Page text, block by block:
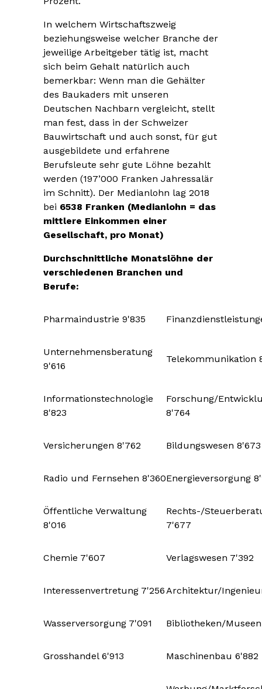
In welchem Wirtschaftszweig
beziehungsweise welcher Branche der
jeweilige Arbeitgeber tätig ist, macht
sich beim Gehalt natürlich auch
bemerkbar: Wenn man die Gehälter
des Baukaders mit unseren
Deutschen Nachbarn vergleicht, stellt
man fest, dass in der Schweizer
Bauwirtschaft und auch sonst, für gut
ausgebildete und erfahrene
Berufsleute sehr gute Löhne bezahlt
werden (197’000 Franken Jahressalär
im Schnitt). Der Medianlohn lag 2018
bei 6538 Franken (Medianlohn = das
mittlere Einkommen einer
Gesellschaft, pro Monat)
Durchschnittliche Monatslöhne der
verschiedenen Branchen und
Berufe:
Pharmaindustrie 9'835
Unternehmensberatung
9'616
Telekommunikation
Informationstechnologie
8'823
Forschung/
8'764
Versicherungen 8'762 Bildungswesen 8'673
Radio und Fernsehen 8'360Energieversorgung
Öffentliche Verwaltung
8'016
Rechts-/
7'677
Chemie 7'607 Verlagswesen 7'392
Interessenvertretung 7'256Architektur/
Wasserversorgung 7'091 Bibliotheken/
Grosshandel 6'913 Maschinenbau 6'882